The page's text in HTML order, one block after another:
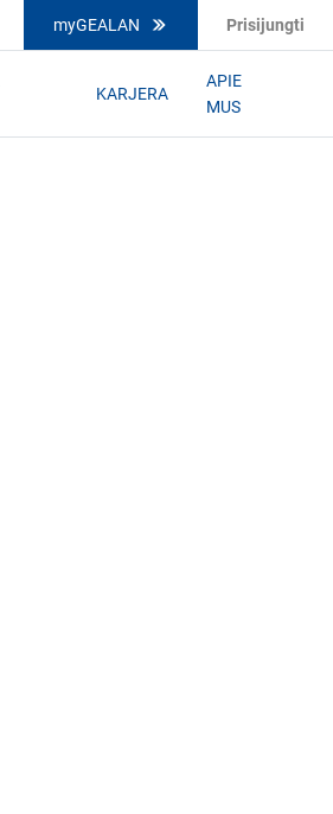
myGEALAN Prisijungti
KARJERA
APIE
MUS